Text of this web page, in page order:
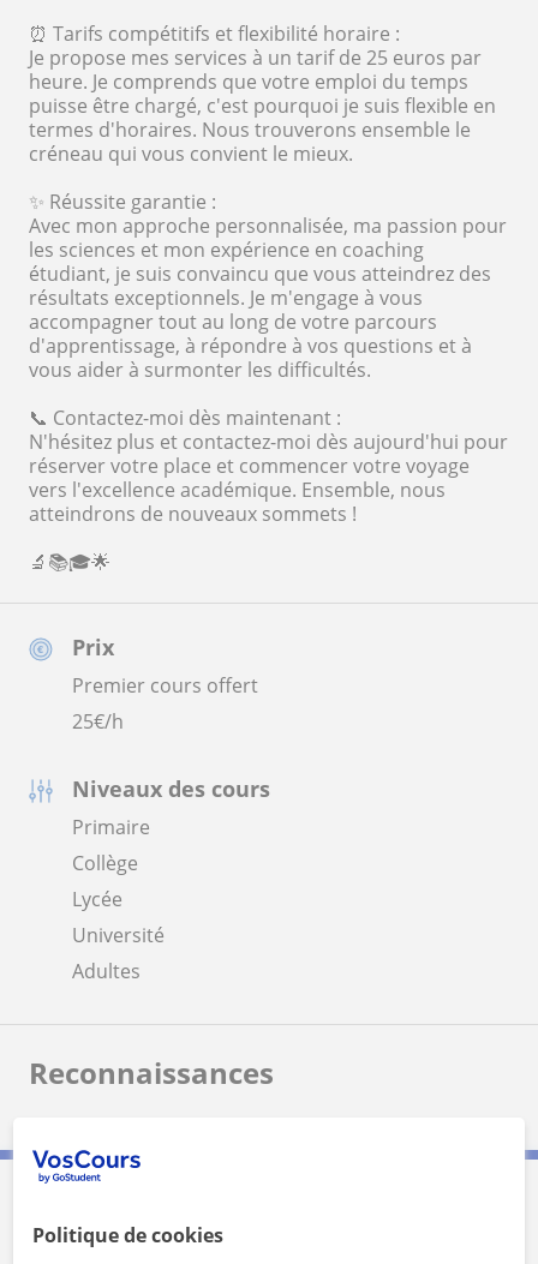
Prix
Premier cours offert
25€/h
Niveaux des cours
Primaire
Collège
Lycée
Université
Adultes
⏰ Tarifs compétitifs et flexibilité horaire :
Je propose mes services à un tarif de 25 euros par
heure. Je comprends que votre emploi du temps
puisse être chargé, c'est pourquoi je suis flexible en
termes d'horaires. Nous trouverons ensemble le
créneau qui vous convient le mieux.
✨ Réussite garantie :
Avec mon approche personnalisée, ma passion pour
les sciences et mon expérience en coaching
étudiant, je suis convaincu que vous atteindrez des
résultats exceptionnels. Je m'engage à vous
accompagner tout au long de votre parcours
d'apprentissage, à répondre à vos questions et à
vous aider à surmonter les difficultés.
📞 Contactez-moi dès maintenant :
N'hésitez plus et contactez-moi dès aujourd'hui pour
réserver votre place et commencer votre voyage
vers l'excellence académique. Ensemble, nous
atteindrons de nouveaux sommets !
🔬📚🎓🌟
Reconnaissances
Contactez Bastien
Politique de cookies